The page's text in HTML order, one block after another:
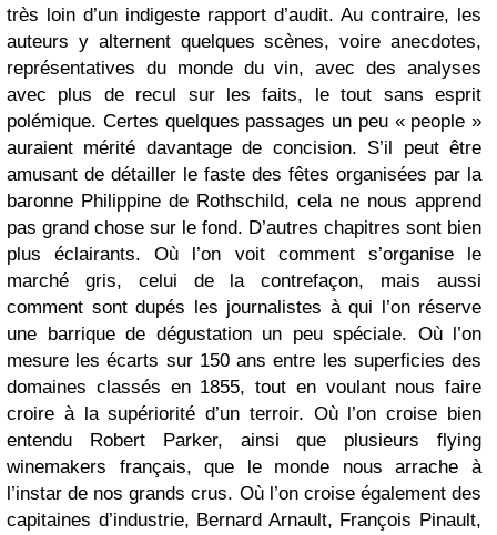
très loin d’un indigeste rapport d’audit. Au contraire, les
auteurs y alternent quelques scènes, voire anecdotes,
représentatives du monde du vin, avec des analyses
avec plus de recul sur les faits, le tout sans esprit
polémique. Certes quelques passages un peu « people »
auraient mérité davantage de concision. S’il peut être
amusant de détailler le faste des fêtes organisées par la
baronne Philippine de Rothschild, cela ne nous apprend
pas grand chose sur le fond. D’autres chapitres sont bien
plus éclairants. Où l’on voit comment s’organise le
marché gris, celui de la contrefaçon, mais aussi
comment sont dupés les journalistes à qui l’on réserve
une barrique de dégustation un peu spéciale. Où l’on
mesure les écarts sur 150 ans entre les superficies des
domaines classés en 1855, tout en voulant nous faire
croire à la supériorité d’un terroir. Où l’on croise bien
entendu Robert Parker, ainsi que plusieurs flying
winemakers français, que le monde nous arrache à
l’instar de nos grands crus. Où l’on croise également des
capitaines d’industrie, Bernard Arnault, François Pinault,